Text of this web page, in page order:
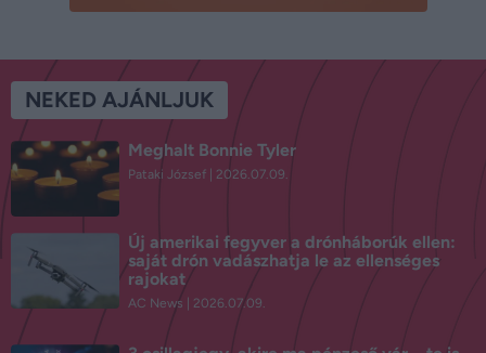
NEKED AJÁNLJUK
Meghalt Bonnie Tyler
Pataki József 2026.07.09.
Új amerikai fegyver a drónháborúk ellen:
saját drón vadászhatja le az ellenséges
rajokat
AC News 2026.07.09.